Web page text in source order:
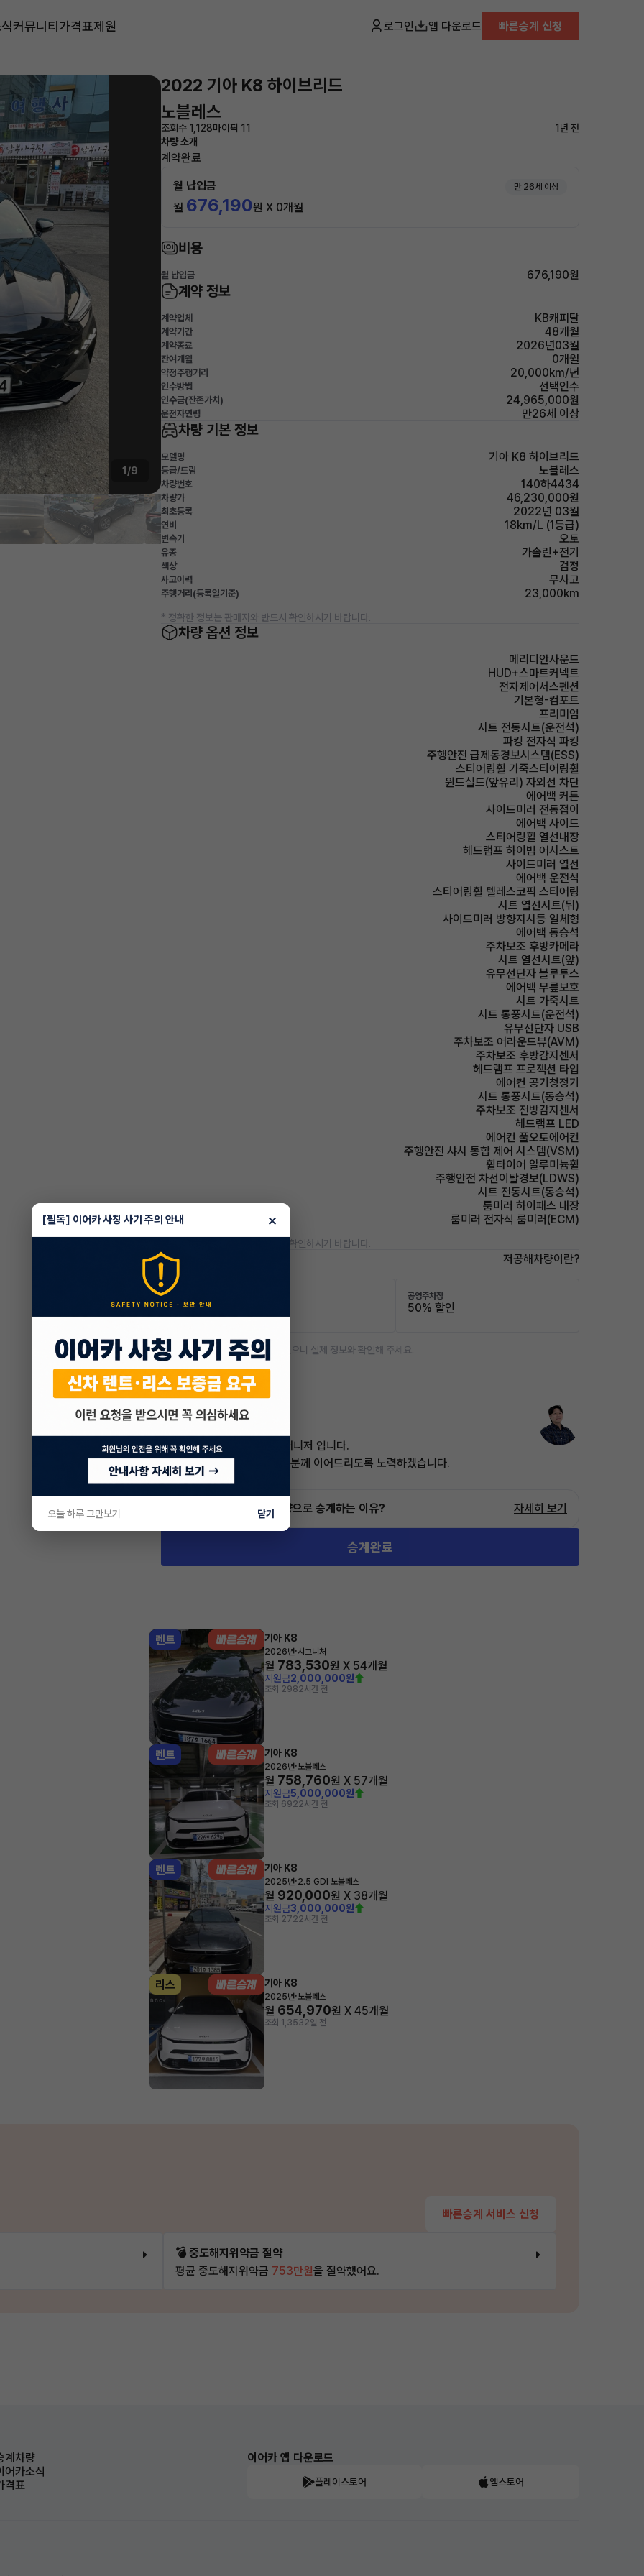
커뮤니티가격표제원 로그인 앱 다운로드 빠른승계 신청
1/9
2022 기아 K8 하이브리드
노블레스
조회수 1,128마이픽 11
1년 전
차량 소개
계약완료
월 납입금 만 26세 이상
월 676,190원 X 0개월
비용
월 납입금 676,190원
계약 정보
계약업체 KB캐피탈
계약기간 48개월
계약종료 2026년03월
잔여개월 0개월
약정주행거리 20,000km/년
인수방법 선택인수
인수금(잔존가치) 24,965,000원
운전자연령 만26세 이상
차량 기본 정보
모델명 기아 K8 하이브리드
등급/트림 노블레스
차량번호 140하4434
차량가 46,230,000원
최초등록 2022년 03월
연비 18km/L (1등급)
변속기 오토
유종 가솔린+전기
색상 검정
사고이력 무사고
주행거리(등록일기준) 23,000km
* 정확한 정보는 판매자와 반드시 확인하시기 바랍니다.
차량 옵션 정보
메리디안사운드
HUD+스마트커넥트
전자제어서스펜션
기본형-컴포트
프리미엄
시트 전동시트(운전석)
파킹 전자식 파킹
주행안전 급제동경보시스템(ESS)
스티어링휠 가죽스티어링휠
윈드실드(앞유리) 자외선 차단
에어백 커튼
사이드미러 전동접이
에어백 사이드
스티어링휠 열선내장
헤드램프 하이빔 어시스트
사이드미러 열선
에어백 운전석
스티어링휠 텔레스코픽 스티어링
시트 열선시트(뒤)
사이드미러 방향지시등 일체형
에어백 동승석
주차보조 후방카메라
시트 열선시트(앞)
유무선단자 블루투스
에어백 무릎보호
시트 가죽시트
시트 통풍시트(운전석)
유무선단자 USB
주차보조 어라운드뷰(AVM)
주차보조 후방감지센서
헤드램프 프로젝션 타입
에어컨 공기청정기
시트 통풍시트(동승석)
주차보조 전방감지센서
헤드램프 LED
에어컨 풀오토에어컨
주행안전 샤시 통합 제어 시스템(VSM)
휠타이어 알루미늄휠
주행안전 차선이탈경보(LDWS)
시트 전동시트(동승석)
룸미러 하이패스 내장
룸미러 전자식 룸미러(ECM)
* 정확한 정보는 판매자와 반드시 확인하시기 바랍니다.
저공해차량 정보 저공해차량이란?
공영주차장
50% 할인
* 본 정보는 지자체마다 다를 수 있으니 실제 정보와 확인해 주세요.
차량 위치
경기 광주시
김기현 매니저
안녕하세요. 이어카 김기현 매니저 입니다.
고객님의 소중한 차량 승계자분께 이어드리도록 노력하겠습니다.
5.0(11)
인증 차량으로 승계하는 이유? 자세히 보기
승계완료
렌트 기아 K8
2026년·시그니처
월 783,530원 X 54개월
지원금2,000,000원
조회 2982시간 전
렌트 기아 K8
2026년·노블레스
월 758,760원 X 57개월
지원금5,000,000원
조회 6922시간 전
렌트 기아 K8
2025년·2.5 GDI 노블레스
월 920,000원 X 38개월
지원금3,000,000원
조회 2722시간 전
리스 기아 K8
2025년·노블레스
월 654,970원 X 45개월
조회 1,3532일 전
빠른승계 서비스 신청
💣 중도해지위약금 절약
평균 중도해지위약금 753만원을 절약했어요.
계차량
어카소식
격표
이어카 앱 다운로드
플레이스토어 앱스토어
[필독] 이어카 사칭 사기 주의 안내 ×
오늘 하루 그만보기 닫기